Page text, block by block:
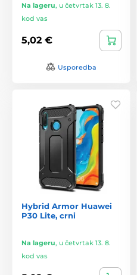
Na lageru, u četvrtak 13. 8.
kod vas
5,02 €
Usporedba
Hybrid Armor Huawei
P30 Lite, crni
Na lageru, u četvrtak 13. 8.
kod vas